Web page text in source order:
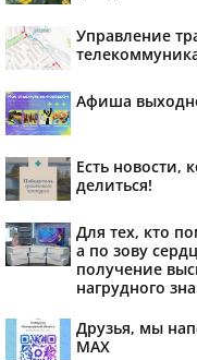
Управление
Афиша
Есть новости,
делиться!
Для тех, кто
а по зову
получение
нагрудного
Друзья, мы
МАХ